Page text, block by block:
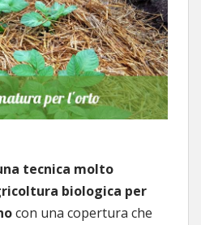
tecnica molto
biologica per
con una copertura che